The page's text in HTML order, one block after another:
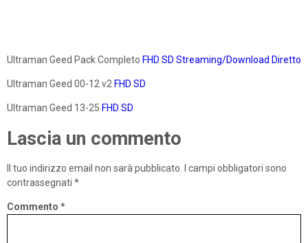
Ultraman Geed Pack Completo FHD SD Streaming/Download Diretto
Ultraman Geed 00-12 v2 FHD SD
Ultraman Geed 13-25 FHD SD
Lascia un commento
Il tuo indirizzo email non sarà pubblicato.
I campi obbligatori sono
contrassegnati *
Commento *